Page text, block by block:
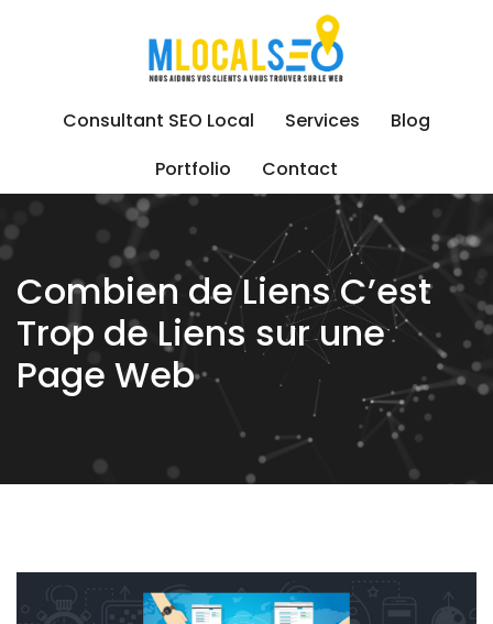
Consultant SEO Local Services
Blog
Portfolio
Contact
Combien de Liens C’est
Trop de Liens sur une
Page Web